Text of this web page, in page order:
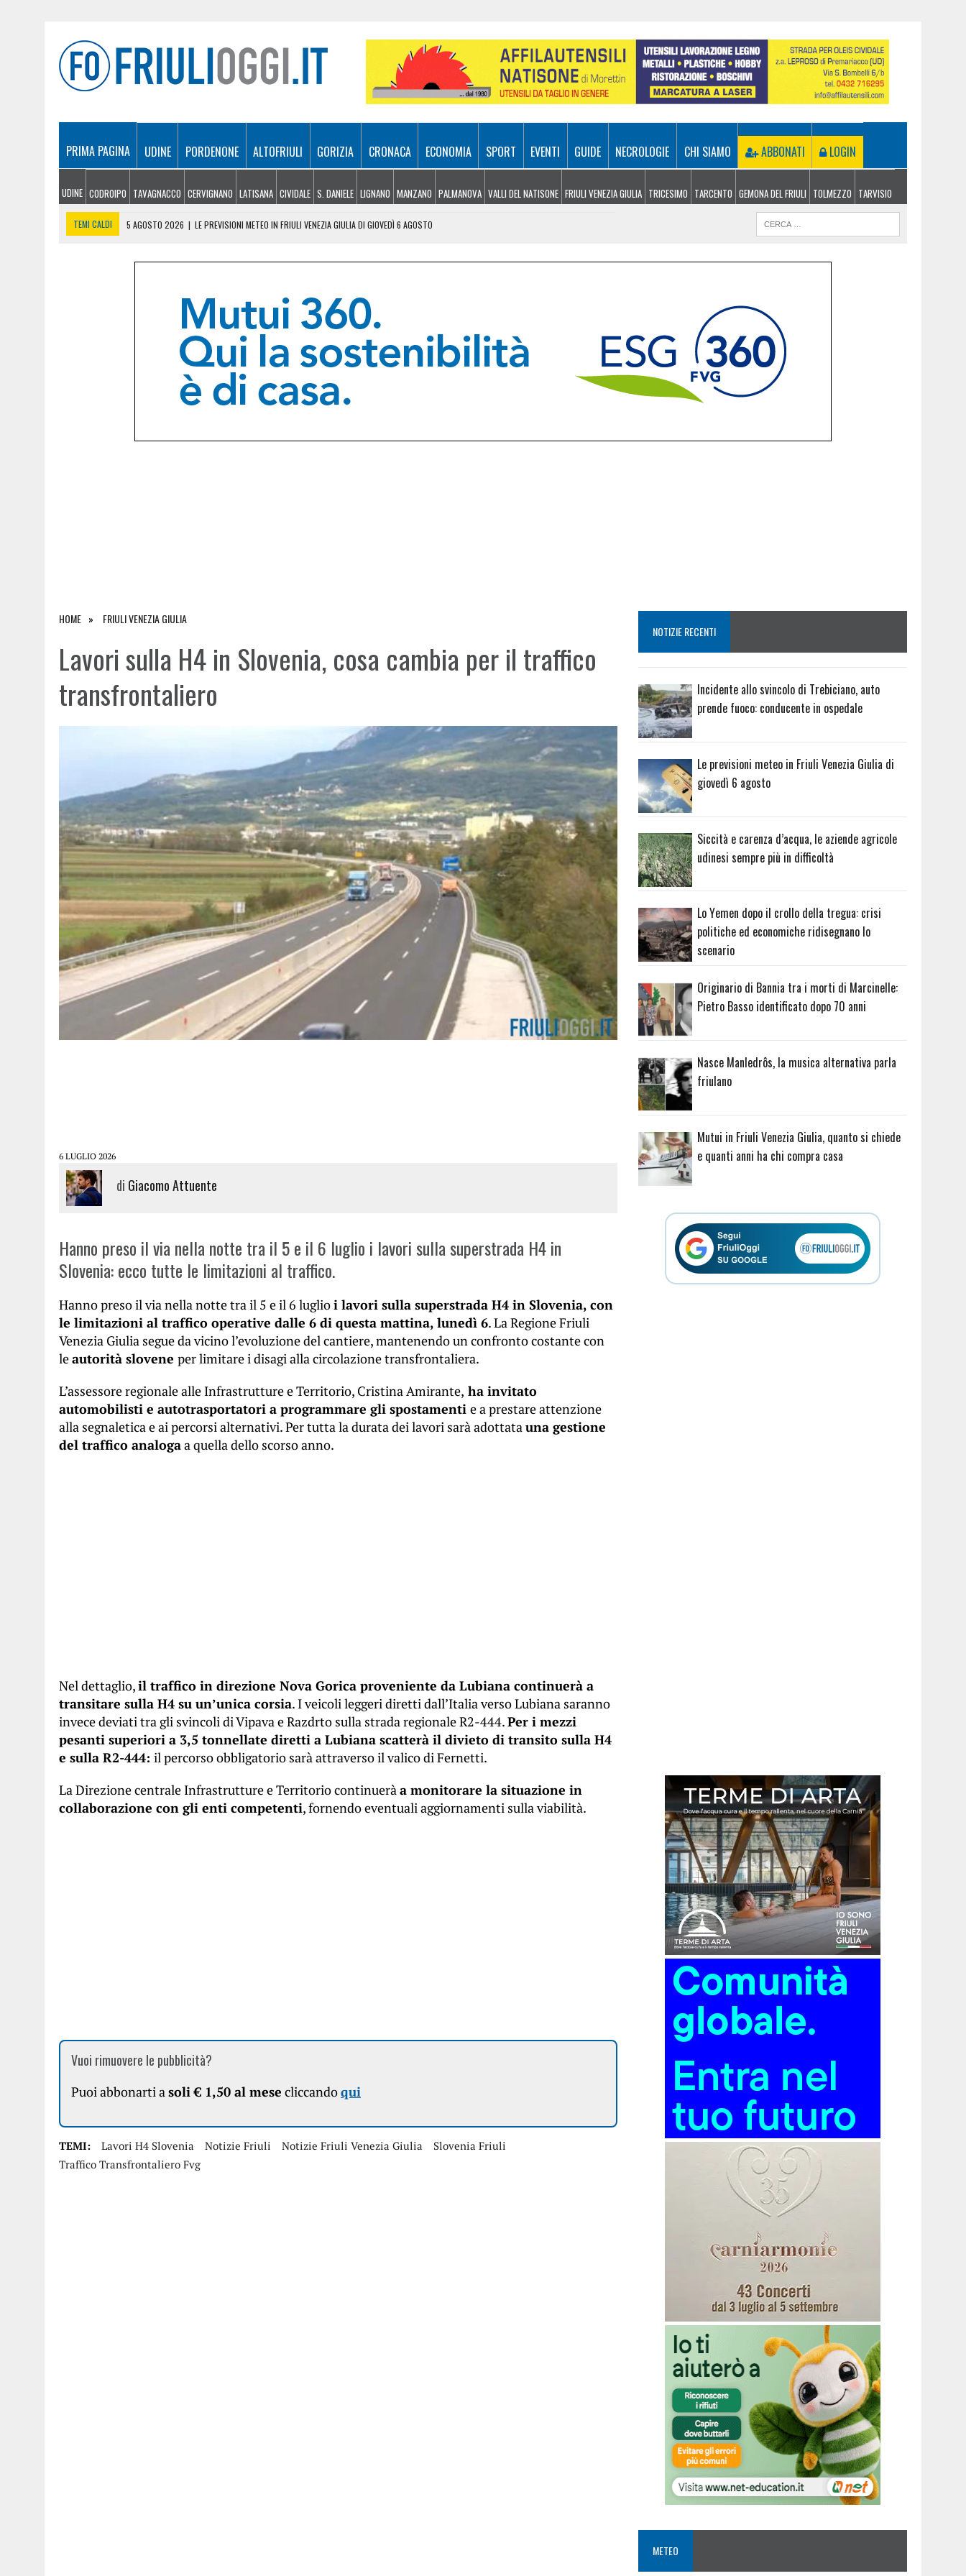
PRIMA PAGINA UDINE PORDENONE ALTOFRIULI GORIZIA CRONACA ECONOMIA SPORT EVENTI GUIDE NECROLOGIE CHI SIAMO ABBONATI LOGIN
UDINE CODROIPO TAVAGNACCO CERVIGNANO LATISANA CIVIDALE S. DANIELE LIGNANO MANZANO PALMANOVA VALLI DEL NATISONE FRIULI VENEZIA GIULIA TRICESIMO TARCENTO GEMONA DEL FRIULI TOLMEZZO TARVISIO
TEMI CALDI 5 AGOSTO 2026 | LE PREVISIONI METEO IN FRIULI VENEZIA GIULIA DI GIOVEDÌ 6 AGOSTO
ORIGINARIO DI BANNIA TRA I MORTI DI MARCINELLE: PIETRO BASSO IDENTIFICATO DOPO 70 ANNI
INCIDENTE ALLO SVINCOLO DI TREBICIANO, AUTO PRENDE FUOCO: CONDUCENTE IN OSPEDALE
HOME FRIULI VENEZIA GIULIA
Lavori sulla H4 in Slovenia, cosa cambia per il traffico
transfrontaliero
6 LUGLIO 2026
di Giacomo Attuente
Hanno preso il via nella notte tra il 5 e il 6 luglio i lavori sulla superstrada H4 in
Slovenia: ecco tutte le limitazioni al traffico.
Hanno preso il via nella notte tra il 5 e il 6 luglioi lavori sulla superstrada H4 in Slovenia, con
le limitazioni al traffico operative dalle 6 di questa mattina, lunedì 6. La Regione Friuli
Venezia Giulia segue da vicino l’evoluzione del cantiere, mantenendo un confronto costante con
leautorità slovene per limitare i disagi alla circolazione transfrontaliera.
L’assessore regionale alle Infrastrutture e Territorio, Cristina Amirante, ha invitato
automobilisti e autotrasportatori a programmare gli spostamenti e a prestare attenzione
alla segnaletica e ai percorsi alternativi. Per tutta la durata dei lavori sarà adottatauna gestione
del traffico analogaa quella dello scorso anno.
Nel dettaglio,il traffico in direzione Nova Gorica proveniente da Lubiana continuerà a
transitare sulla H4 su un’unica corsia. I veicoli leggeri diretti dall’Italia verso Lubiana saranno
invece deviati tra gli svincoli di Vipava e Razdrto sulla strada regionale R2-444.Per i mezzi
pesanti superiori a 3,5 tonnellate diretti a Lubiana scatterà il divieto di transito sulla H4
e sulla R2-444: il percorso obbligatorio sarà attraverso il valico di Fernetti.
La Direzione centrale Infrastrutture e Territorio continueràa monitorare la situazione in
collaborazione con gli enti competenti, fornendo eventuali aggiornamenti sulla viabilità.
Vuoi rimuovere le pubblicità?
Puoi abbonarti asoli € 1,50 al mese cliccandoqui
TEMI: Lavori H4 Slovenia Notizie Friuli Notizie Friuli Venezia Giulia
Slovenia Friuli
Traffico Transfrontaliero Fvg
NOTIZIE RECENTI
Incidente allo svincolo di Trebiciano, auto
prende fuoco: conducente in ospedale
Le previsioni meteo in Friuli Venezia Giulia di
giovedì 6 agosto
Siccità e carenza d’acqua, le aziende agricole
udinesi sempre più in difficoltà
Lo Yemen dopo il crollo della tregua: crisi
politiche ed economiche ridisegnano lo
scenario
Originario di Bannia tra i morti di Marcinelle:
Pietro Basso identificato dopo 70 anni
Nasce Manledrôs, la musica alternativa parla
friulano
Mutui in Friuli Venezia Giulia, quanto si chiede
e quanti anni ha chi compra casa
METEO